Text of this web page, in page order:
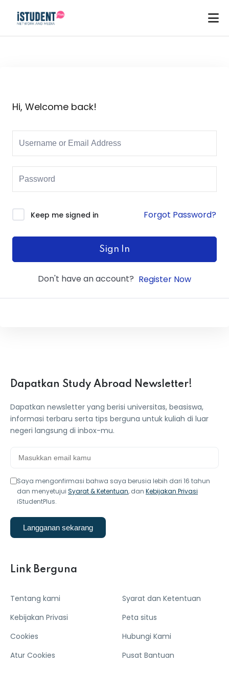
Hi, Welcome back!
Keep me signed in Forgot Password?
Sign In
Don't have an account? Register Now
Dapatkan Study Abroad Newsletter!
Dapatkan newsletter yang berisi universitas, beasiswa,
informasi terbaru serta tips berguna untuk kuliah di luar
negeri langsung di inbox-mu.
Saya mengonfirmasi bahwa saya berusia lebih dari 16 tahun
dan menyetujui Syarat & Ketentuan, dan Kebijakan Privasi
iStudentPlus.
Langganan sekarang
Link Berguna
Tentang kami
Kebijakan Privasi
Cookies
Atur Cookies
Syarat dan Ketentuan
Peta situs
Hubungi Kami
Pusat Bantuan